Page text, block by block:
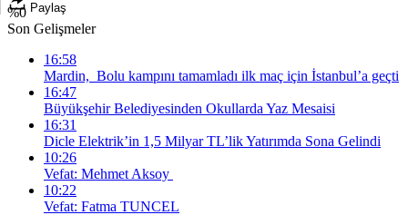
%0
Son Gelişmeler
16:58
Mardin, Bolu kampını tamamladı ilk maç için İstanbul’a geçti
16:47
Büyükşehir Belediyesinden Okullarda Yaz Mesaisi
16:31
Dicle Elektrik’in 1,5 Milyar TL’lik Yatırımda Sona Gelindi
10:26
Vefat: Mehmet Aksoy
10:22
Vefat: Fatma TUNCEL
Paylaş